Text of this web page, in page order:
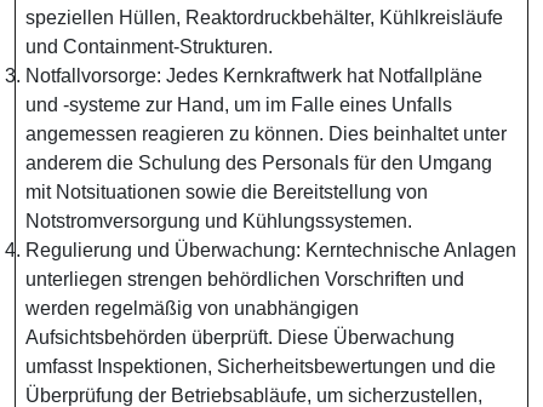
speziellen Hüllen, Reaktordruckbehälter, Kühlkreisläufe
und Containment-Strukturen.
Notfallvorsorge: Jedes Kernkraftwerk hat Notfallpläne
und -systeme zur Hand, um im Falle eines Unfalls
angemessen reagieren zu können. Dies beinhaltet unter
anderem die Schulung des Personals für den Umgang
mit Notsituationen sowie die Bereitstellung von
Notstromversorgung und Kühlungssystemen.
Regulierung und Überwachung: Kerntechnische Anlagen
unterliegen strengen behördlichen Vorschriften und
werden regelmäßig von unabhängigen
Aufsichtsbehörden überprüft. Diese Überwachung
umfasst Inspektionen, Sicherheitsbewertungen und die
Überprüfung der Betriebsabläufe, um sicherzustellen,